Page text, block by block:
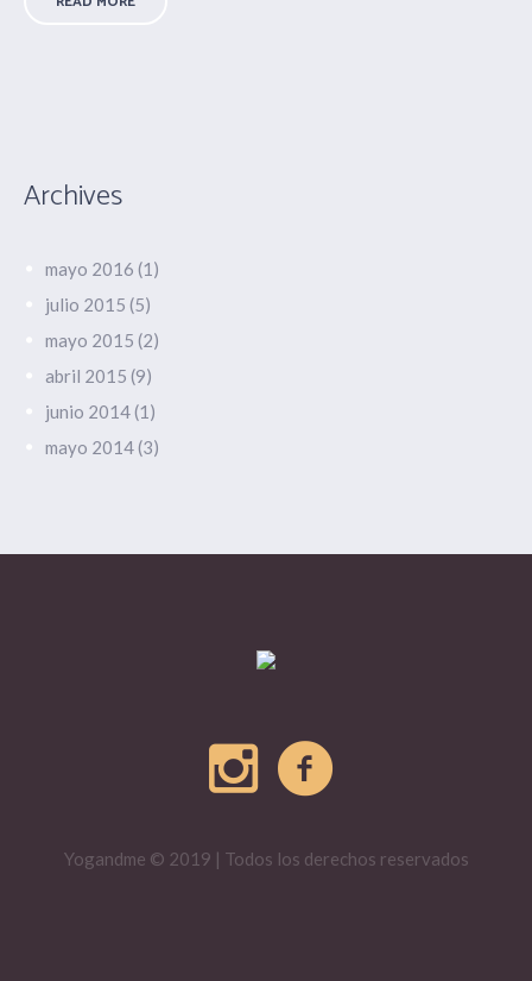
Archives
mayo 2016 (1)
julio 2015 (5)
mayo 2015 (2)
abril 2015 (9)
junio 2014(1)
mayo 2014(3)
Yogandme © 2019 | Todos los derechos reservados